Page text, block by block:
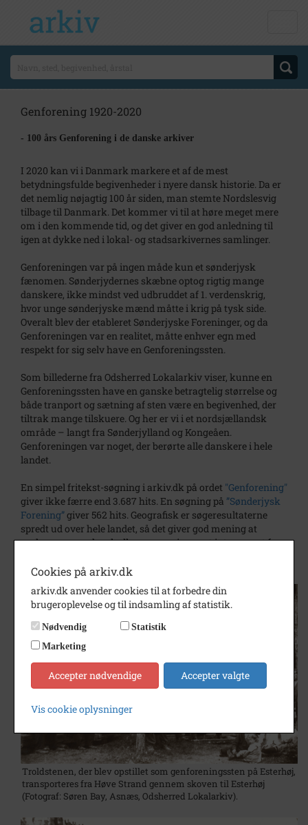
Genforening 1920-2020
- 100 års Genforening i de danske arkiver
I 2020 kan vi i Danmark markere et af de mest
betydningsfulde begivenheder i nyere dansk historie. Da er
det nemlig nøjagtig 100 år siden, man stemte Nordslesvig
tilbage til Danmark. Det kommer vi til at høre meget mere
om i den kommende tid, og det giver en god anledning til
igen at dykke ned i lokal- og stadsarkivernes samlinger.
Genforeningen var på ingen måde kun et sønderjysk
fænomen. Sønderjydernes skæbne optog rigtig mange
danskere, ikke mindst ved udbruddet af 1. verdenskrig,
hvor unge sønderjyske mænd måtte i krig på tysk side.
Overalt blev der etableret Sønderjyske Foreninger, og da
Genforeningen var en realitet, måtte enhver egn med
respekt for sig selv have en Genforeningssten.
Som billederne fra Odsherred Lokalarkiv viser, kunne en
Genforeningssten have en ganske betragtelig størrelse og
både tranport og sætning af sten være en begivenhed, der
tiltrak mange tilskuere. Og her er vi i et nordsjællandsk
område – langt fra Sønderjylland og Kongeåen.
Genforeningen var noget, der berørte alle danskere i hele
landet.
En simpel fritekst-søgning i arkiv.dk på ordet "Genforening"
giver ikke færre end 3.687 hits. En søgning på ”Sønderjysk
Forening”giver 562 hits. Geografisk er søgeresultaterne
spredt ud over hele landet, så det giver god mening at
undersøge, om der skulle gemme sig noget interessant for
Troldstenen, der blev opstillet som genforeningssten på Esterhøj,
transporteres fra Høve Strand gennem skoven til Esterhøj
(Fotograf: Søren Bay, Asnæs, Odsherred Lokalarkiv).
Cookies på arkiv.dk
arkiv.dk anvender cookies til at forbedre din
brugeroplevelse og til indsamling af statistik.
Nødvendig
Statistik
Marketing
Accepter nødvendige Accepter valgte
Vis cookie oplysninger